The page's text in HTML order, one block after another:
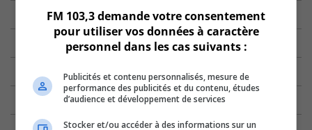
FM 103,3 demande votre consentement
pour utiliser vos données à caractère
personnel dans les cas suivants :
Publicités et contenu personnalisés, mesure de
performance des publicités et du contenu, études
d’audience et développement de services
Stocker et/ou accéder à des informations sur un